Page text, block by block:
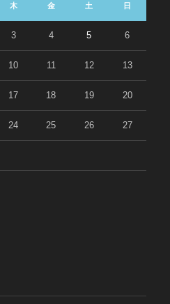
木 金 土 日
3 4 5 6
10 11 12 13
17 18 19 20
24 25 26 27